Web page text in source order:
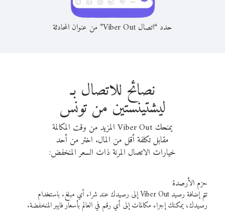
حدد “اتصال Viber Out” من عنوان المحادثة
نصائح للاتصال بـ
ليشتينستين من تونس
يمنحك Viber Out المزيد من وقت المكالمة
مقابل تكلفة أقل من المال. اختر من أحد
خيارات الاتصال المرنة ذات السعر المنخفض:
حزم الأرصدة
تتم إضافة رصيد Viber Out إلى رصيدك عند شراء أي مبلغ. باستخدام
رصيدك، يمكنك إجراء مكالمات إلى أي رقم في العالم بأسعار فايبر المنخفضة.